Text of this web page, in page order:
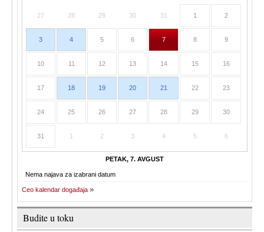
27 28 29 30 31 1 2
3 4 5 6 7 8 9
10 11 12 13 14 15 16
17 18 19 20 21 22 23
24 25 26 27 28 29 30
31 1 2 3 4 5 6
PETAK, 7. AVGUST
Nema najava za izabrani datum
Ceo kalendar događaja
Budite u toku